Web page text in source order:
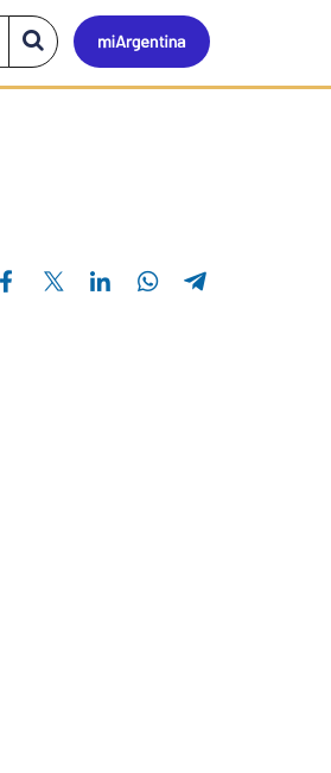
Mi
Buscar
en
el
Compartir en Facebook Compartir en Twitter Compartir en Linkedin Compartir en Whatsapp